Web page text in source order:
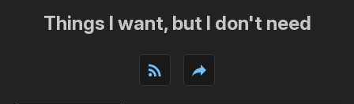
Things I want, but I don't need
rss_feed reply